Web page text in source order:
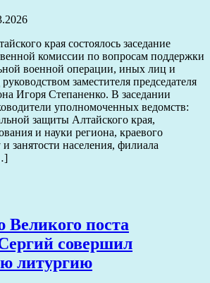
края состоялось заседание
комиссии по вопросам поддержки
военной операции, иных лиц и
заместителя председателя
Игоря Степаненко. В заседании
уполномоченных ведомств:
защиты Алтайского края,
и науки региона, краевого
занятости населения, филиала
поста
совершил
литургию